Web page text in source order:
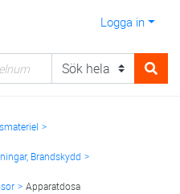
Logga in
Brandskydd
Apparatdosa